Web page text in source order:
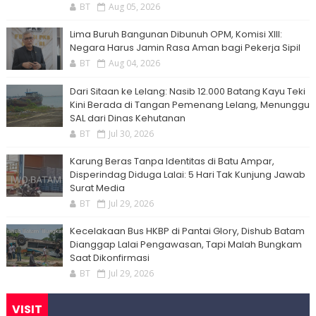
BT Aug 05, 2026
Lima Buruh Bangunan Dibunuh OPM, Komisi XIII:
Negara Harus Jamin Rasa Aman bagi Pekerja Sipil
BT Aug 04, 2026
Dari Sitaan ke Lelang: Nasib 12.000 Batang Kayu Teki
Kini Berada di Tangan Pemenang Lelang, Menunggu
SAL dari Dinas Kehutanan
BT Jul 30, 2026
Karung Beras Tanpa Identitas di Batu Ampar,
Disperindag Diduga Lalai: 5 Hari Tak Kunjung Jawab
Surat Media
BT Jul 29, 2026
Kecelakaan Bus HKBP di Pantai Glory, Dishub Batam
Dianggap Lalai Pengawasan, Tapi Malah Bungkam
Saat Dikonfirmasi
BT Jul 29, 2026
VISIT